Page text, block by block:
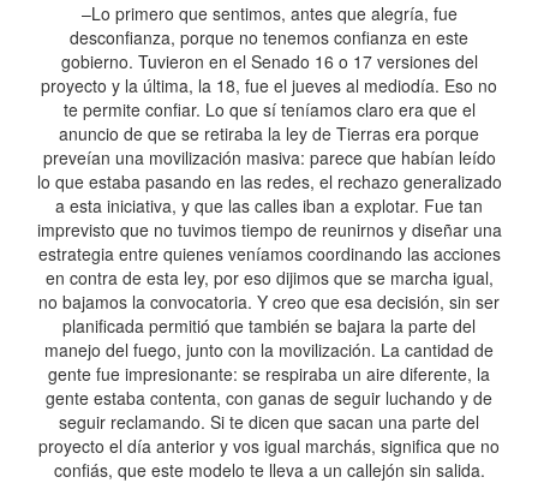
–Lo primero que sentimos, antes que alegría, fue
desconfianza, porque no tenemos confianza en este
gobierno. Tuvieron en el Senado 16 o 17 versiones del
proyecto y la última, la 18, fue el jueves al mediodía. Eso no
te permite confiar. Lo que sí teníamos claro era que el
anuncio de que se retiraba la ley de Tierras era porque
preveían una movilización masiva: parece que habían leído
lo que estaba pasando en las redes, el rechazo generalizado
a esta iniciativa, y que las calles iban a explotar. Fue tan
imprevisto que no tuvimos tiempo de reunirnos y diseñar una
estrategia entre quienes veníamos coordinando las acciones
en contra de esta ley, por eso dijimos que se marcha igual,
no bajamos la convocatoria. Y creo que esa decisión, sin ser
planificada permitió que también se bajara la parte del
manejo del fuego, junto con la movilización. La cantidad de
gente fue impresionante: se respiraba un aire diferente, la
gente estaba contenta, con ganas de seguir luchando y de
seguir reclamando. Si te dicen que sacan una parte del
proyecto el día anterior y vos igual marchás, significa que no
confiás, que este modelo te lleva a un callejón sin salida.